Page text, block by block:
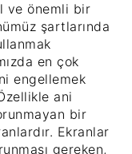
ve önemli bir
şartlarında
en çok
engellemek
ani
bir
Ekranlar
gereken,